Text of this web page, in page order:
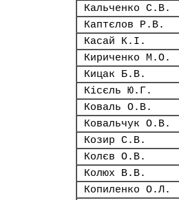
Кальченко С.В.
Каптєлов Р.В.
Касай К.І.
Кириченко М.О.
Кицак Б.В.
Кісєль Ю.Г.
Коваль О.В.
Ковальчук О.В.
Козир С.В.
Колєв О.В.
Колюх В.В.
Копиленко О.Л.